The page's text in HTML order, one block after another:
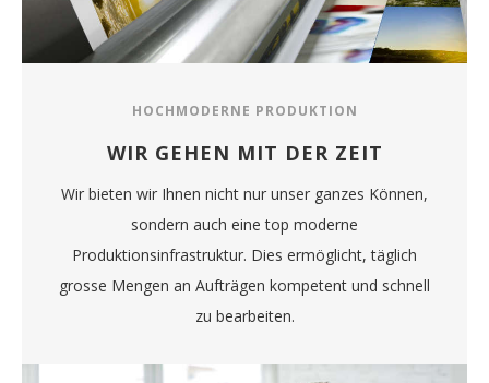
HOCHMODERNE PRODUKTION
WIR GEHEN MIT DER ZEIT
Wir bieten wir Ihnen nicht nur unser ganzes Können,
sondern auch eine top moderne
Produktionsinfrastruktur. Dies ermöglicht, täglich
grosse Mengen an Aufträgen kompetent und schnell
zu bearbeiten.